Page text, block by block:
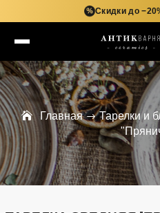
% Скидки до
Главная Тарелки и